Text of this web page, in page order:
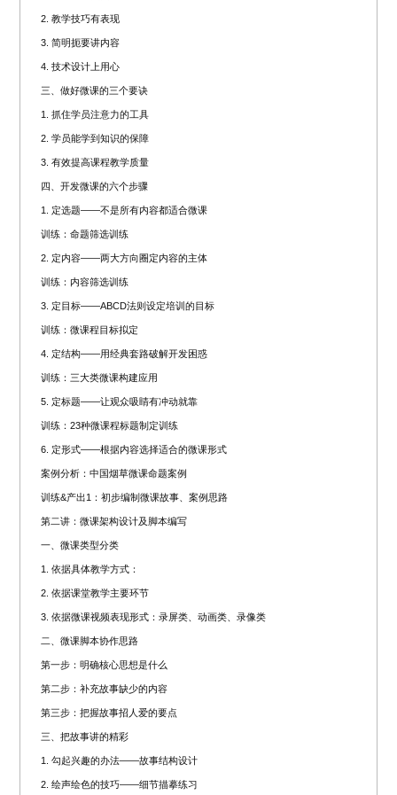
2. 教学技巧有表现
3. 简明扼要讲内容
4. 技术设计上用心
三、做好微课的三个要诀
1. 抓住学员注意力的工具
2. 学员能学到知识的保障
3. 有效提高课程教学质量
四、开发微课的六个步骤
1. 定选题——不是所有内容都适合微课
训练：命题筛选训练
2. 定内容——两大方向圈定内容的主体
训练：内容筛选训练
3. 定目标——ABCD法则设定培训的目标
训练：微课程目标拟定
4. 定结构——用经典套路破解开发困惑
训练：三大类微课构建应用
5. 定标题——让观众吸睛有冲动就靠
训练：23种微课程标题制定训练
6. 定形式——根据内容选择适合的微课形式
案例分析：中国烟草微课命题案例
训练&产出1：初步编制微课故事、案例思路
第二讲：微课架构设计及脚本编写
一、微课类型分类
1. 依据具体教学方式：
2. 依据课堂教学主要环节
3. 依据微课视频表现形式：录屏类、动画类、录像类
二、微课脚本协作思路
第一步：明确核心思想是什么
第二步：补充故事缺少的内容
第三步：把握故事招人爱的要点
三、把故事讲的精彩
1. 勾起兴趣的办法——故事结构设计
2. 绘声绘色的技巧——细节描摹练习